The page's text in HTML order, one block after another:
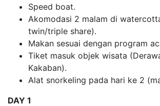
Speed boat.
Akomodasi 2 malam di
twin/triple share).
Makan sesuai dengan program
Tiket masuk objek wisata
Kakaban).
Alat snorkeling pada hari ke 2
DAY 1